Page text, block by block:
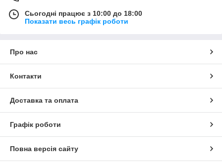
Сьогодні працює з 10:00 до 18:00
Показати весь графік роботи
Про нас
Контакти
Доставка та оплата
Графік роботи
Повна версія сайту